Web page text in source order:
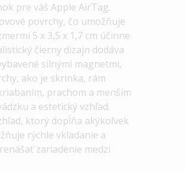
pre váš Apple AirTag.
povrchy, čo umožňuje
5 x 3,5 x 1,7 cm účinne
čierny dizajn dodáva
silnými magnetmi,
ako je skrinka, rám
prachom a menším
a estetický vzhľad.
ktorý dopĺňa akýkoľvek
rýchle vkladanie a
zariadenie medzi